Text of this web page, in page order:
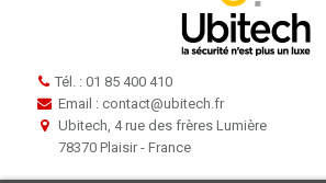
Tél. : 01 85 400 410
Email : contact@ubitech.fr
Ubitech, 4 rue des frères Lumière
78370 Plaisir - France